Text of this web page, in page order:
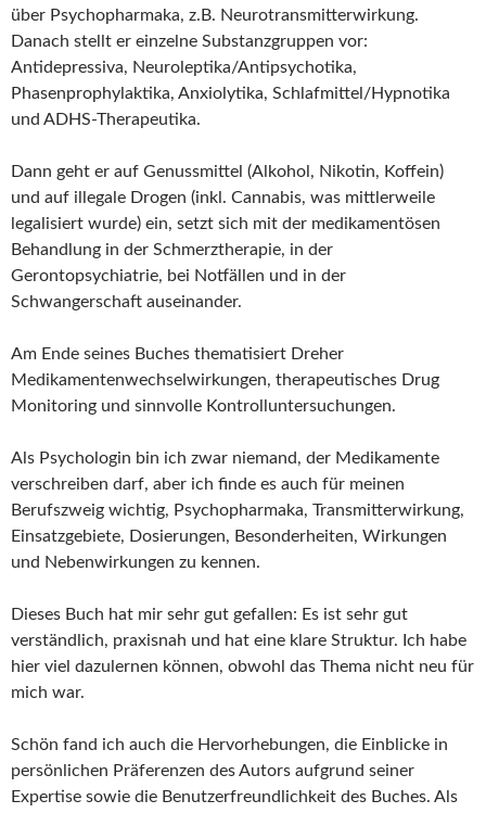
über Psychopharmaka, z.B. Neurotransmitterwirkung.
Danach stellt er einzelne Substanzgruppen vor:
Antidepressiva, Neuroleptika/Antipsychotika,
Phasenprophylaktika, Anxiolytika, Schlafmittel/Hypnotika
und ADHS-Therapeutika.
Dann geht er auf Genussmittel (Alkohol, Nikotin, Koffein)
und auf illegale Drogen (inkl. Cannabis, was mittlerweile
legalisiert wurde) ein, setzt sich mit der medikamentösen
Behandlung in der Schmerztherapie, in der
Gerontopsychiatrie, bei Notfällen und in der
Schwangerschaft auseinander.
Am Ende seines Buches thematisiert Dreher
Medikamentenwechselwirkungen, therapeutisches Drug
Monitoring und sinnvolle Kontrolluntersuchungen.
Als Psychologin bin ich zwar niemand, der Medikamente
verschreiben darf, aber ich finde es auch für meinen
Berufszweig wichtig, Psychopharmaka, Transmitterwirkung,
Einsatzgebiete, Dosierungen, Besonderheiten, Wirkungen
und Nebenwirkungen zu kennen.
Dieses Buch hat mir sehr gut gefallen: Es ist sehr gut
verständlich, praxisnah und hat eine klare Struktur. Ich habe
hier viel dazulernen können, obwohl das Thema nicht neu für
mich war.
Schön fand ich auch die Hervorhebungen, die Einblicke in
persönlichen Präferenzen des Autors aufgrund seiner
Expertise sowie die Benutzerfreundlichkeit des Buches. Als